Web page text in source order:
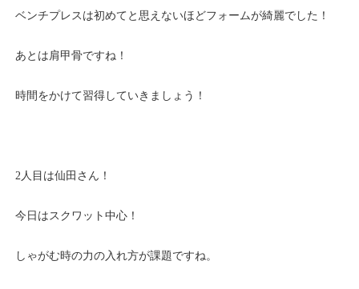
ベンチプレスは初めてと思えないほどフォームが綺麗でした！
あとは肩甲骨ですね！
時間をかけて習得していきましょう！
2人目は仙田さん！
今日はスクワット中心！
しゃがむ時の力の入れ方が課題ですね。